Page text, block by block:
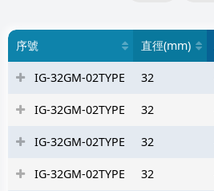
序號 直徑(mm)
IG-32GM-02TYPE 32
IG-32GM-02TYPE 32
IG-32GM-02TYPE 32
IG-32GM-02TYPE 32